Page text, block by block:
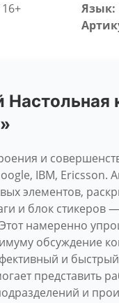
16+ Язык:
и
IBM, Ericsson.
элементов,
и блок стикеров
намеренно
обсуждение
и
представить
и